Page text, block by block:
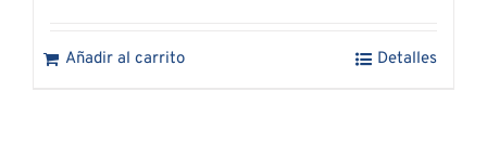
Añadir al carrito Detalles